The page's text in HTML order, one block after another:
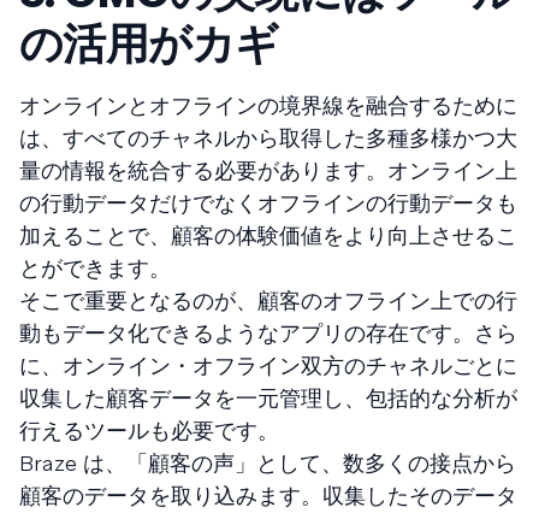
の活用がカギ
オンラインとオフラインの境界線を融合するために
は、すべてのチャネルから取得した多種多様かつ大
量の情報を統合する必要があります。オンライン上
の行動データだけでなくオフラインの行動データも
加えることで、顧客の体験価値をより向上させるこ
とができます。
そこで重要となるのが、顧客のオフライン上での行
動もデータ化できるようなアプリの存在です。さら
に、オンライン・オフライン双方のチャネルごとに
収集した顧客データを一元管理し、包括的な分析が
行えるツールも必要です。
Braze は、「顧客の声」として、数多くの接点から
顧客のデータを取り込みます。収集したそのデータ